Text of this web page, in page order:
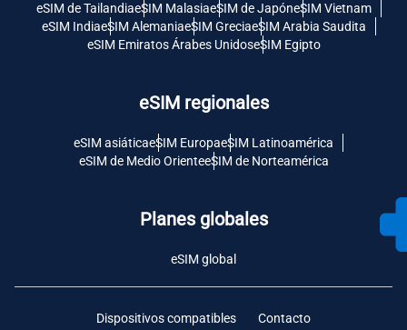
eSIM de TailandiaeSIM MalasiaeSIM de JapóneSIM Vietnam
eSIM IndiaeSIM AlemaniaeSIM GreciaeSIM Arabia Saudita
eSIM Emiratos Árabes UnidoseSIM Egipto
eSIM regionales
eSIM asiáticaeSIM EuropaeSIM Latinoamérica
eSIM de Medio OrienteeSIM de Norteamérica
Planes globales
eSIM global
Dispositivos compatibles Contacto